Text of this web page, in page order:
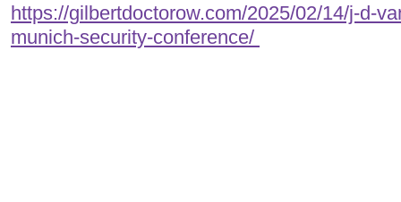
https://gilbertdoctorow.com/2025/02/14/j-d-
munich-security-conference/